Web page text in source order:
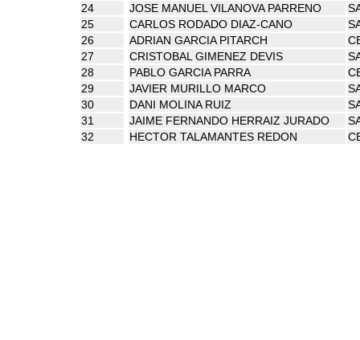
24
JOSE MANUEL VILANOVA PARRENO
25
CARLOS RODADO DIAZ-CANO
26
ADRIAN GARCIA PITARCH
27
CRISTOBAL GIMENEZ DEVIS
28
PABLO GARCIA PARRA
29
JAVIER MURILLO MARCO
30
DANI MOLINA RUIZ
31
JAIME FERNANDO HERRAIZ JURADO
32
HECTOR TALAMANTES REDON